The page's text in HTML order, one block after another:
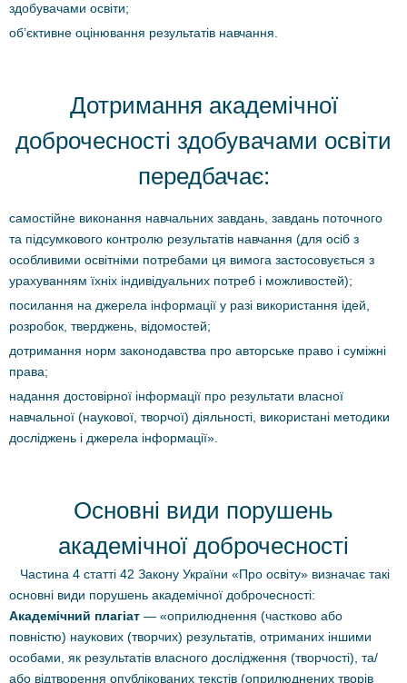
здобувачами освіти;
об’єктивне оцінювання результатів навчання.
Дотримання академічної
доброчесності здобувачами освіти
передбачає:
самостійне виконання навчальних завдань, завдань поточного
та підсумкового контролю результатів навчання (для осіб з
особливими освітніми потребами ця вимога застосовується з
урахуванням їхніх індивідуальних потреб і можливостей);
посилання на джерела інформації у разі використання ідей,
розробок, тверджень, відомостей;
дотримання норм законодавства про авторське право і суміжні
права;
надання достовірної інформації про результати власної
навчальної (наукової, творчої) діяльності, використані методики
досліджень і джерела інформації».
Основні види порушень
академічної доброчесності
Частина 4 статті 42 Закону України «Про освіту» визначає такі
основні види порушень академічної доброчесності:
Академічний плагіат — «оприлюднення (частково або
повністю) наукових (творчих) результатів, отриманих іншими
особами, як результатів власного дослідження (творчості), та/
або відтворення опублікованих текстів (оприлюднених творів